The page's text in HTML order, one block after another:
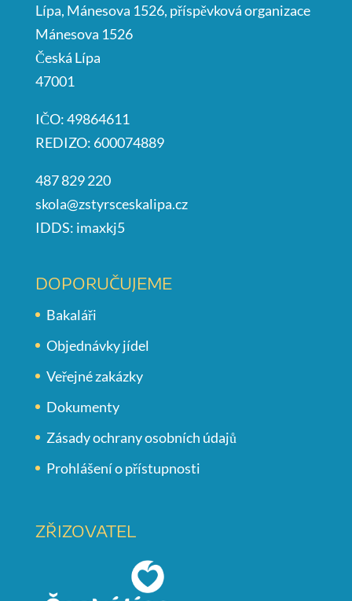
Lípa, Mánesova 1526, příspěvková organizace
Mánesova 1526
Česká Lípa
47001
IČO: 49864611
REDIZO: 600074889
487 829 220
skola@zstyrsceskalipa.cz
IDDS: imaxkj5
DOPORUČUJEME
Bakaláři
Objednávky jídel
Veřejné zakázky
Dokumenty
Zásady ochrany osobních údajů
Prohlášení o přístupnosti
ZŘIZOVATEL